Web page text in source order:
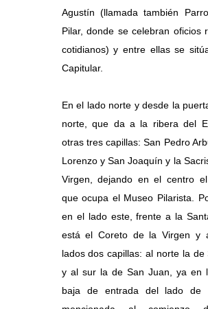
Agustín (llamada también
Pilar, donde se celebran oficios
cotidianos) y entre ellas se
Capitular.
En el lado norte y desde la
norte, que da a la ribera del
otras tres capillas: San Pedro
Lorenzo y San Joaquín y la
Virgen, dejando en el centro
que ocupa el Museo Pilarista.
en el lado este, frente a la
está el Coreto de la Virgen y
lados dos capillas: al norte la de
y al sur la de San Juan, ya en
baja de entrada del lado de